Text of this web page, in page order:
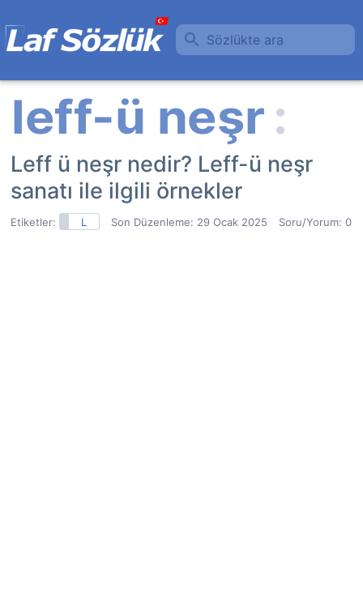
Sözlükte ara
Leff ü neşr nedir? Leff-ü neşr
sanatı ile ilgili örnekler
Etiketler: L Son Düzenleme: 29 Ocak 2025 Soru/Yorum: 0